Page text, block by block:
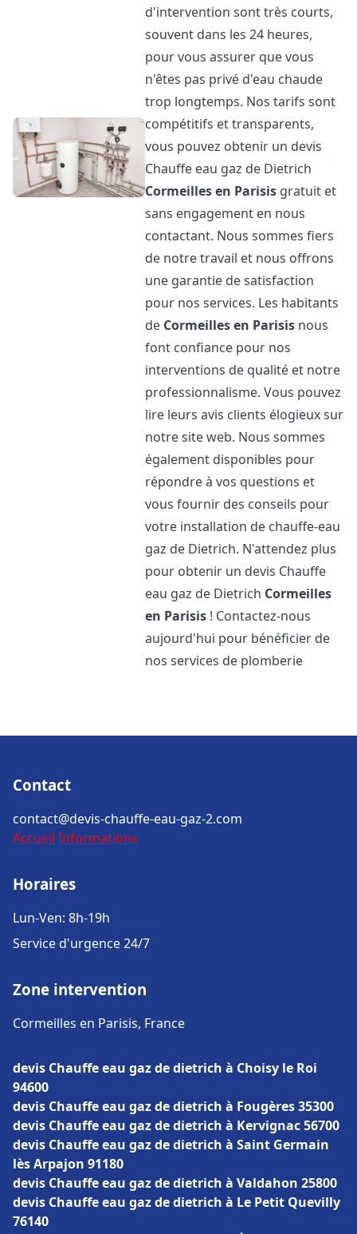
d'intervention sont très courts,
souvent dans les 24 heures,
pour vous assurer que vous
n'êtes pas privé d'eau chaude
trop longtemps. Nos tarifs sont
compétitifs et transparents,
vous pouvez obtenir un devis
Chauffe eau gaz de Dietrich
Cormeilles en Parisis gratuit et
sans engagement en nous
contactant. Nous sommes fiers
de notre travail et nous offrons
une garantie de satisfaction
pour nos services. Les habitants
de Cormeilles en Parisis nous
font confiance pour nos
interventions de qualité et notre
professionnalisme. Vous pouvez
lire leurs avis clients élogieux sur
notre site web. Nous sommes
également disponibles pour
répondre à vos questions et
vous fournir des conseils pour
votre installation de chauffe-eau
gaz de Dietrich. N'attendez plus
pour obtenir un devis Chauffe
eau gaz de Dietrich Cormeilles
en Parisis ! Contactez-nous
aujourd'hui pour bénéficier de
nos services de plomberie
Contact
contact@devis-chauffe-eau-gaz-2.com
Accueil Informations
Horaires
Lun-Ven: 8h-19h
Service d'urgence 24/7
Zone intervention
Cormeilles en Parisis, France
devis Chauffe eau gaz de dietrich à Choisy le Roi
94600
devis Chauffe eau gaz de dietrich à Fougères 35300
devis Chauffe eau gaz de dietrich à Kervignac 56700
devis Chauffe eau gaz de dietrich à Saint Germain
lès Arpajon 91180
devis Chauffe eau gaz de dietrich à Valdahon 25800
devis Chauffe eau gaz de dietrich à Le Petit Quevilly
76140